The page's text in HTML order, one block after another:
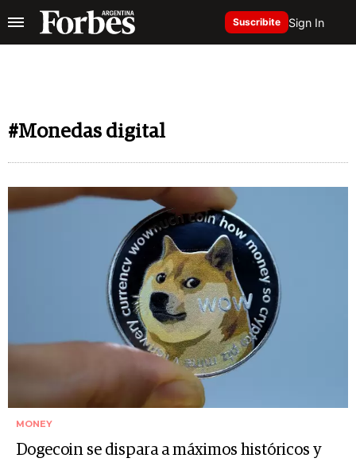
Suscribite Sign In
#Monedas digital
MONEY
Dogecoin se dispara a máximos históricos y